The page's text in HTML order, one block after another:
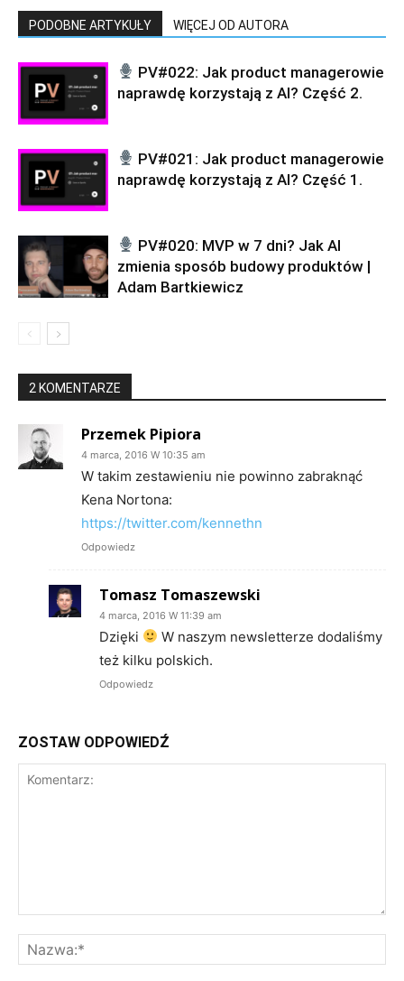
PODOBNE ARTYKUŁY WIĘCEJ OD AUTORA
PV#022: Jak product managerowie
naprawdę korzystają z AI? Część 2.
PV#021: Jak product managerowie
naprawdę korzystają z AI? Część 1.
PV#020: MVP w 7 dni? Jak AI
zmienia sposób budowy produktów |
Adam Bartkiewicz
2 KOMENTARZE
Przemek Pipiora
4 marca, 2016 W 10:35 am
W takim zestawieniu nie powinno zabraknąć
Kena Nortona:
https://twitter.com/kennethn
Odpowiedz
Tomasz Tomaszewski
4 marca, 2016 W 11:39 am
Dzięki
W naszym newsletterze dodaliśmy
też kilku polskich.
Odpowiedz
ZOSTAW ODPOWIEDŹ